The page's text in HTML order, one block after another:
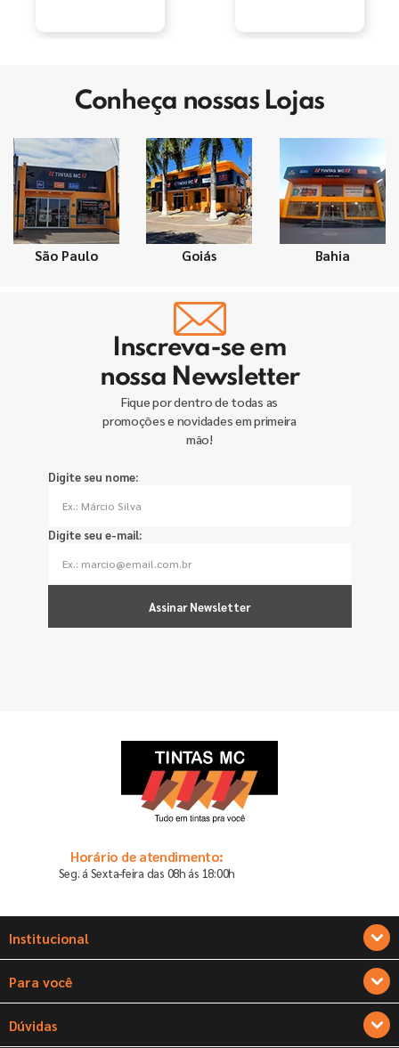
Conheça nossas Lojas
São Paulo Goiás Bahia
Inscreva-se em
nossa Newsletter
Fique por dentro de todas as
promoções e novidades em primeira
mão!
Digite seu nome:
Digite seu e-mail:
Assinar Newsletter
Horário de atendimento:
Seg. á Sexta-feira das 08h ás 18:00h
Institucional
Sobre a Tintas MC
Seja um franqueado
Para você
Cadastre-se
Dúvidas